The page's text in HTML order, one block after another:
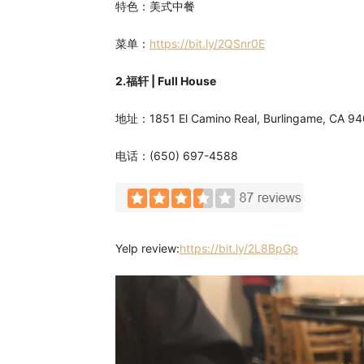
特色：美式中餐
菜单： https://bit.ly/2QSnr0E
2.福轩 | Full House
地址：1851 El Camino Real, Burlingame, CA
电话：(650) 697-4588
Yelp review:https://bit.ly/2L8BpGp